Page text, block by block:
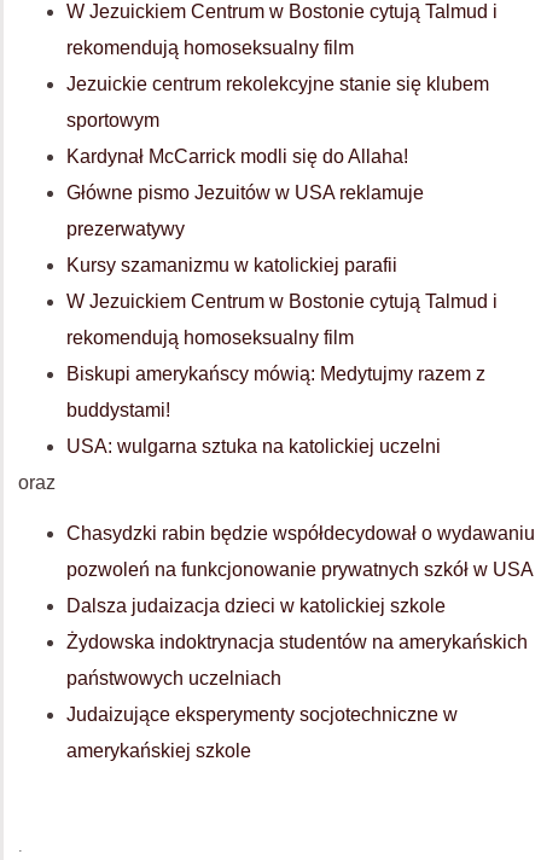
W Jezuickiem Centrum w Bostonie cytują Talmud i
rekomendują homoseksualny film
Jezuickie centrum rekolekcyjne stanie się klubem
sportowym
Kardynał McCarrick modli się do Allaha!
Główne pismo Jezuitów w USA reklamuje
prezerwatywy
Kursy szamanizmu w katolickiej parafii
W Jezuickiem Centrum w Bostonie cytują Talmud i
rekomendują homoseksualny film
Biskupi amerykańscy mówią: Medytujmy razem z
buddystami!
USA: wulgarna sztuka na katolickiej uczelni
oraz
Chasydzki rabin będzie współdecydował o wydawaniu
pozwoleń na funkcjonowanie prywatnych szkół w USA
Dalsza judaizacja dzieci w katolickiej szkole
Żydowska indoktrynacja studentów na amerykańskich
państwowych uczelniach
Judaizujące eksperymenty socjotechniczne w
amerykańskiej szkole